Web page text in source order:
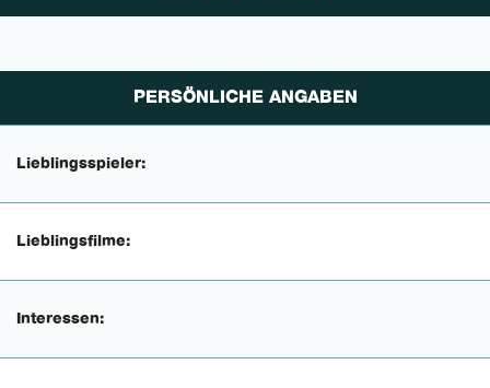
PERSÖNLICHE ANGABEN
Lieblingsspieler:
Lieblingsfilme:
Interessen: